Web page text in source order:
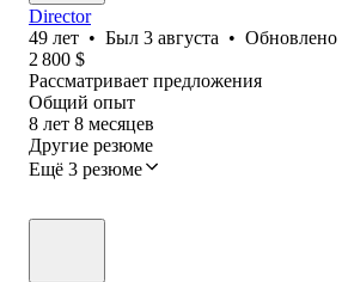
Director
49 лет • Был 3 августа • Обновлено
2 800 $
Рассматривает предложения
Общий опыт
8 лет 8 месяцев
Другие резюме
Ещё 3 резюме